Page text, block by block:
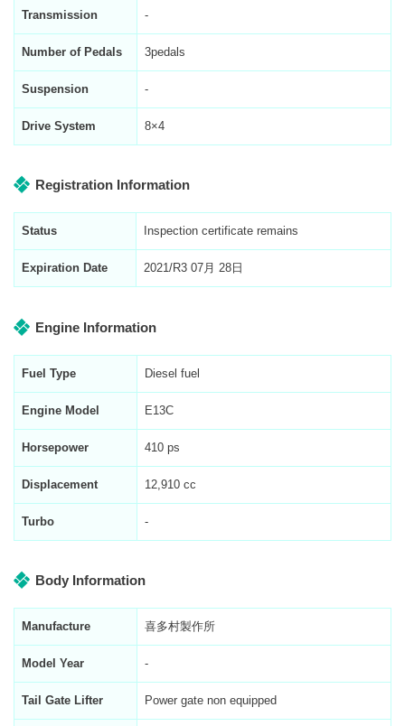
Transmission -
Number of Pedals 3pedals
Suspension -
Drive System 8×4
Registration Information
Status Inspection certificate remains
Expiration Date 2021/R3 07月 28日
Engine Information
Fuel Type Diesel fuel
Engine Model E13C
Horsepower 410 ps
Displacement 12,910 cc
Turbo -
Body Information
Manufacture 喜多村製作所
Model Year -
Tail Gate Lifter Power gate non equipped